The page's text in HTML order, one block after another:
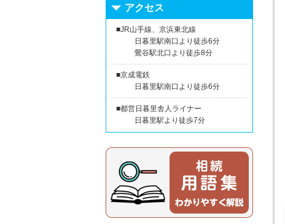
アクセス
■JR山手線、京浜東北線
日暮里駅南口より徒歩6分
鶯谷駅北口より徒歩8分
■京成電鉄
日暮里駅南口より徒歩6分
■都営日暮里舎人ライナー
日暮里駅より徒歩7分